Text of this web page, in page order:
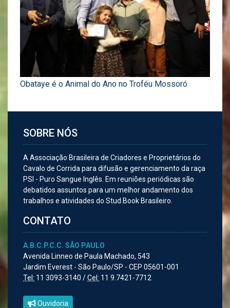
Obataye é o Animal do Ano no Troféu Mossoró
SOBRE NÓS
A Associação Brasileira de Criadores e Proprietários do
Cavalo de Corrida para difusão e gerenciamento da raça
PSI - Puro Sangue Inglês. Em reuniões periódicas são
debatidos assuntos para um melhor andamento dos
trabalhos e atividades do Stud Book Brasileiro.
CONTATO
A.B.C.P.C.C. SÃO PAULO
Avenida Linneo de Paula Machado, 543
Jardim Everest - São Paulo/SP - CEP 05601-001
Tel: 11 3093-3140 /Cel: 11 9.7421-7712
Ouvidoria